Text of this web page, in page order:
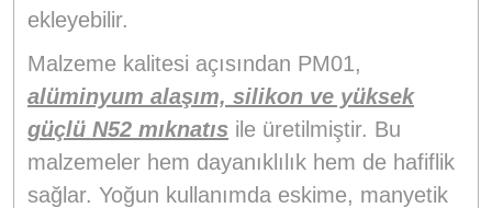
ekleyebilir.
Malzeme kalitesi açısından PM01,
alüminyum alaşım, silikon ve yüksek
güçlü N52 mıknatıs ile üretilmiştir. Bu
malzemeler hem dayanıklılık hem de hafiflik
sağlar. Yoğun kullanımda eskime, manyetik